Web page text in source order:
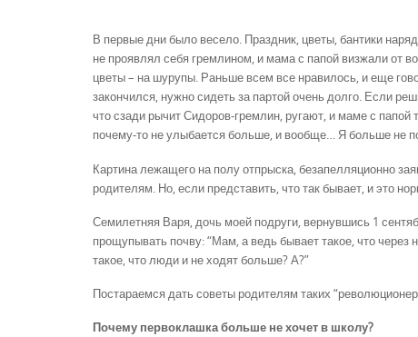
В первые дни было весело. Праздник, цветы, бантики
не проявлял себя гремлином, и мама с папой визжали от
цветы – на шурупы. Раньше всем все нравилось, и еще
закончился, нужно сидеть за партой очень долго. Если
что сзади рычит Сидоров-гремлин, ругают, и маме с папой
почему-то не улыбается больше, и вообще… Я больше не
Картина лежащего на полу отпрыска, безапелляционно
родителям. Но, если представить, что так бывает, и это
Семилетняя Варя, дочь моей подруги, вернувшись 1
прощупывать почву: “Мам, а ведь бывает такое, что
такое, что люди и не ходят больше? А?”
Постараемся дать советы родителям таких
Почему первоклашка больше не хочет в школу?